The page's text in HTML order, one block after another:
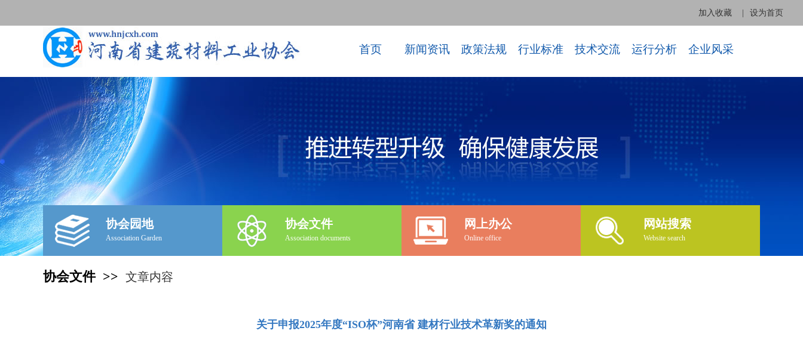
加入收藏 设为首页
首页 新闻资讯 政策法规 行业标准 技术交流 运行分析 企业风采
协会园地
Association Garden
协会文件
Association documents
网上办公
Online office
网站搜索
Website search
协会文件 >> 文章内容
关于申报2025年度“ISO杯”河南省 建材行业技术革新奖的通知